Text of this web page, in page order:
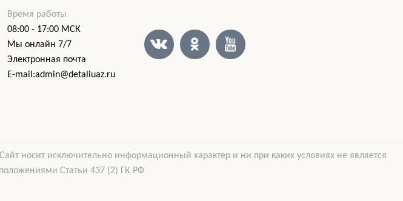
Время работы
08:00 - 17:00 МСК
Мы онлайн 7/7
Электронная почта
E-mail:admin@detaliuaz.ru
носит исключительно информационный характер и ни при каких условиях не является
Статьи 437 (2) ГК РФ